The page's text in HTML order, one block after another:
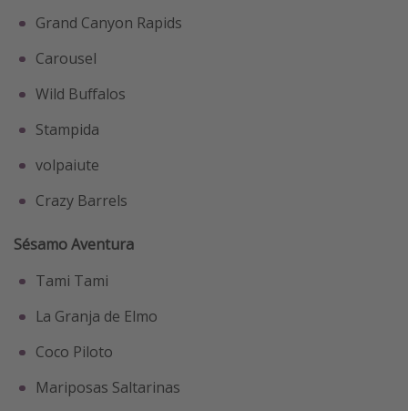
Grand Canyon Rapids
Carousel
Wild Buffalos
Stampida
volpaiute
Crazy Barrels
Sésamo Aventura
Tami Tami
La Granja de Elmo
Coco Piloto
Mariposas Saltarinas